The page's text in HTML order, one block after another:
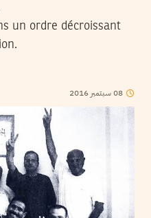
un ordre décroissant
08سبتمبر 2016